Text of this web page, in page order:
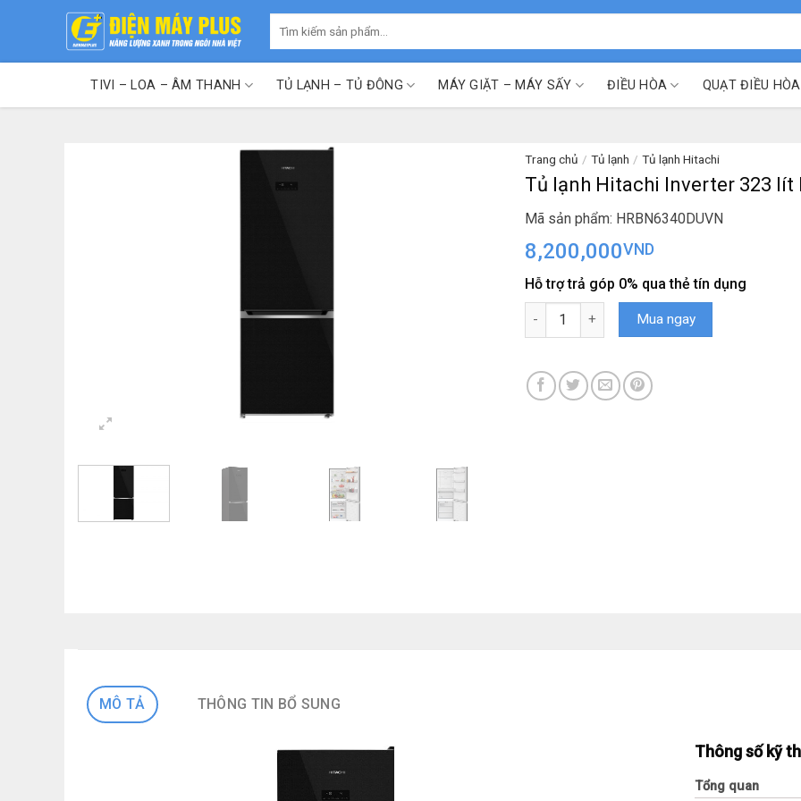
kiếm:
TIVI – LOA – ÂM THANH TỦ LẠNH – TỦ ĐÔNG MÁY GIẶT – MÁY SẤY ĐIỀU HÒA QUẠT ĐIỀU HÒA
Trang chủ / Tủ lạnh / Tủ lạnh Hitachi
Tủ lạnh Hitachi Inverter 323 lít
Mã sản phẩm: HRBN6340DUVN
8,200,000VND
Hỗ trợ trả góp 0% qua thẻ tín dụng
Tủ lạnh Hitachi Inverter 323 lít
Mua ngay
MÔ TẢ THÔNG TIN BỔ SUNG
Thông số kỹ
Tổng quan